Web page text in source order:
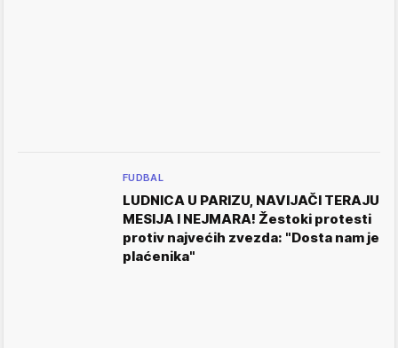
FUDBAL
LUDNICA U PARIZU, NAVIJAČI TERAJU
MESIJA I NEJMARA! Žestoki protesti
protiv najvećih zvezda: "Dosta nam je
plaćenika"